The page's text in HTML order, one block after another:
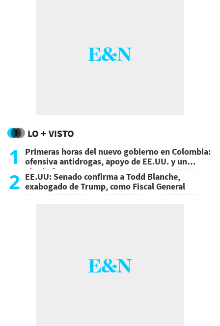
LO + VISTO
1
Primeras horas del nuevo gobierno en Colombia:
ofensiva antidrogas, apoyo de EE.UU. y un
atentado
2 EE.UU: Senado confirma a Todd Blanche,
exabogado de Trump, como Fiscal General